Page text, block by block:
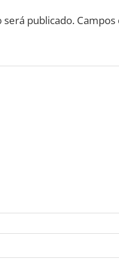
será publicado.